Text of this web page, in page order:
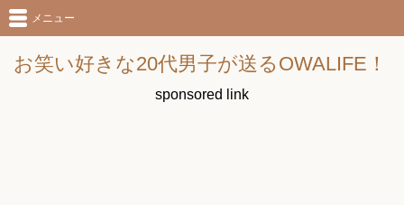
お笑い好きな20代男子が送るOWALIFE！
メニュー
sponsored link